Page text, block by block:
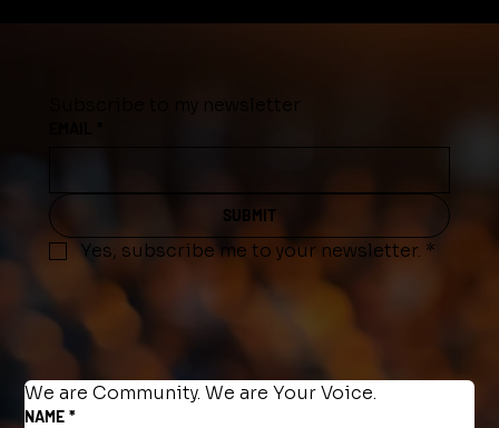
Subscribe to my newsletter
SUBMIT
Yes, subscribe me to your newsletter. *
We are Community. We are Your Voice.
NAME *